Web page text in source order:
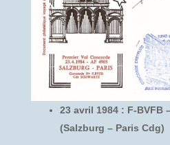
23 avril 1984 : F-BVFB
(Salzburg – Paris Cdg)